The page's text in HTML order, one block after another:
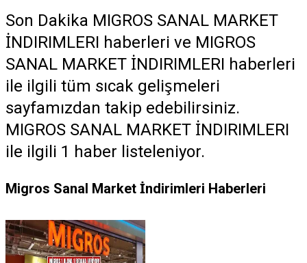
Son Dakika MIGROS SANAL MARKET
İNDIRIMLERI haberleri ve MIGROS
SANAL MARKET İNDIRIMLERI haberleri
ile ilgili tüm sıcak gelişmeleri
sayfamızdan takip edebilirsiniz.
MIGROS SANAL MARKET İNDIRIMLERI
ile ilgili 1 haber listeleniyor.
Migros Sanal Market İndirimleri Haberleri